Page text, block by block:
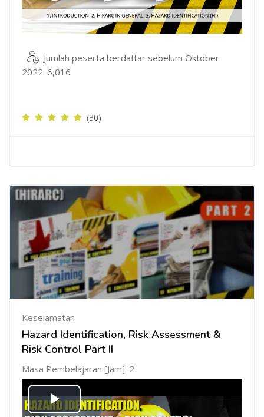
Jumlah peserta berdaftar sebelum Oktober
2022: 6,016
(30)
Keselamatan
Hazard Identification, Risk Assessment &
Risk Control Part II
Masa Pembelajaran [Jam]: 2
Mainkan